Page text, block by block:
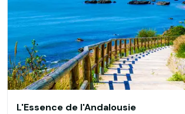
L'Essence de l'Andalousie